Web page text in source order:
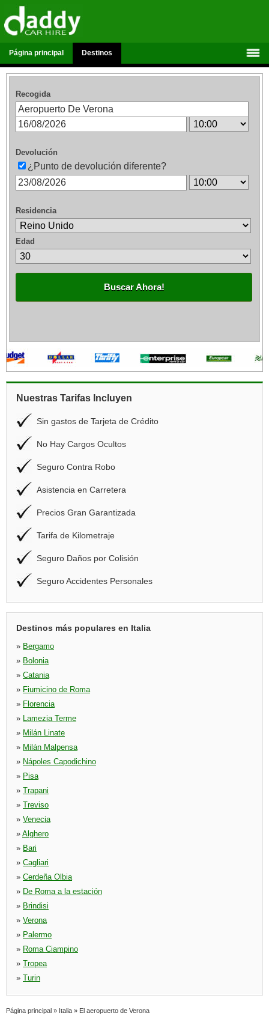
Página principal Destinos
Recogida
Devolución
¿Punto de devolución diferente?
Residencia
Edad
Buscar Ahora!
Nuestras Tarifas Incluyen
Sin gastos de Tarjeta de Crédito
No Hay Cargos Ocultos
Seguro Contra Robo
Asistencia en Carretera
Precios Gran Garantizada
Tarifa de Kilometraje
Seguro Daños por Colisión
Seguro Accidentes Personales
Destinos más populares en Italia
» Bergamo
» Bolonia
» Catania
» Fiumicino de Roma
» Florencia
» Lamezia Terme
» Milán Linate
» Milán Malpensa
» Nápoles Capodichino
» Pisa
» Trapani
» Treviso
» Venecia
» Alghero
» Bari
» Cagliari
» Cerdeña Olbia
» De Roma a la estación
» Brindisi
» Verona
» Palermo
» Roma Ciampino
» Tropea
» Turin
Página principal » Italia » El aeropuerto de Verona